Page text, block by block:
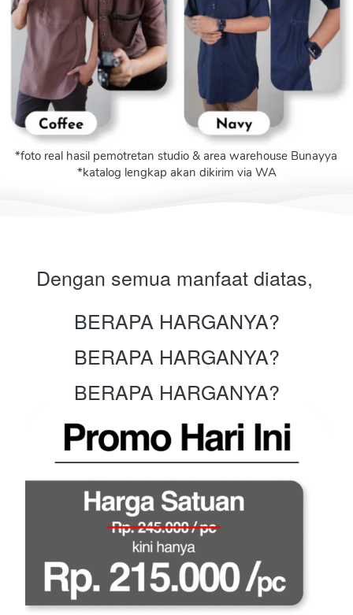
*katalog lengkap akan dikirim via WA
Dengan semua manfaat diatas,
BERAPA HARGANYA?
BERAPA HARGANYA?
BERAPA HARGANYA?